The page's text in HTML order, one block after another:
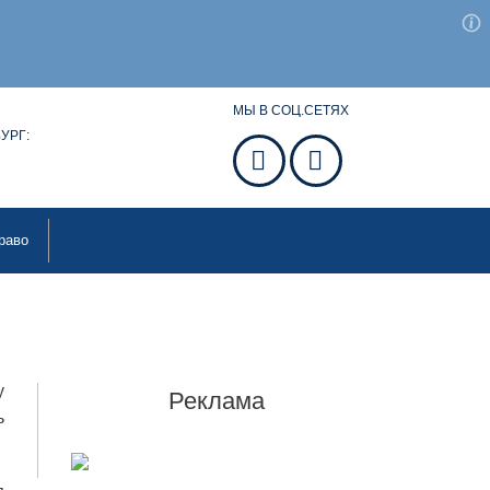
МЫ В СОЦ.СЕТЯХ
Реклама